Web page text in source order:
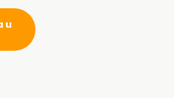
produit